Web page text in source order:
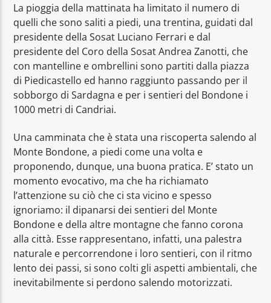
La pioggia della mattinata ha limitato il numero di
quelli che sono saliti a piedi, una trentina, guidati dal
presidente della Sosat Luciano Ferrari e dal
presidente del Coro della Sosat Andrea Zanotti, che
con mantelline e ombrellini sono partiti dalla piazza
di Piedicastello ed hanno raggiunto passando per il
sobborgo di Sardagna e per i sentieri del Bondone i
1000 metri di Candriai.
Una camminata che è stata una riscoperta salendo al
Monte Bondone, a piedi come una volta e
proponendo, dunque, una buona pratica. E’ stato un
momento evocativo, ma che ha richiamato
l’attenzione su ciò che ci sta vicino e spesso
ignoriamo: il dipanarsi dei sentieri del Monte
Bondone e della altre montagne che fanno corona
alla città. Esse rappresentano, infatti, una palestra
naturale e percorrendone i loro sentieri, con il ritmo
lento dei passi, si sono colti gli aspetti ambientali, che
inevitabilmente si perdono salendo motorizzati.